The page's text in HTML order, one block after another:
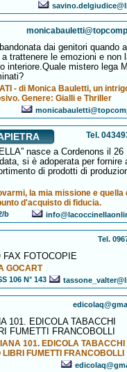
dai genitori quando
trattenere le emozioni e non
interiore.Quale mistero lega
- di Monica Bauletti, un
Genere: Gialli e Thriller
Tel.
nasce a Cordenons il 26
si è adoperata per fornire
di prodotti di
la mia missione e quella
d'acquisto di fiducia.
b
Tel.
FAX FOTOCOPIE
GOCART
106 N° 143
101. EDICOLA TABACCHI
FUMETTI FRANCOBOLLI
101. EDICOLA TABACCHI
FUMETTI FRANCOBOLLI